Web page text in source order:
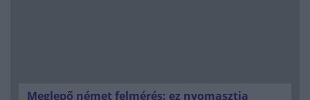
Meglepő német felmérés: ez nyomasztja